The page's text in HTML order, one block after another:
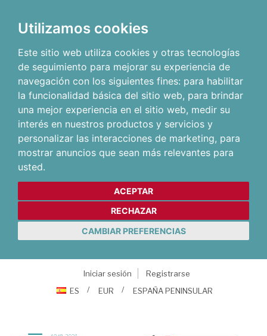
Utilizamos cookies
Este sitio web utiliza cookies y otras tecnologías
de seguimiento para mejorar su experiencia de
navegación con los siguientes fines: para habilitar
la funcionalidad básica del sitio web, para brindar
una mejor experiencia en el sitio web, medir su
interés en nuestros productos y servicios y
personalizar las interacciones de marketing, para
mostrar anuncios que sean más relevantes para
usted.
ACEPTAR
RECHAZAR
CAMBIAR PREFERENCIAS
Iniciar sesión
Registrarse
ES
EUR ESPAÑA PENINSULAR